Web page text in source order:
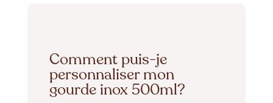
Comment puis-je
personnaliser mon
gourde inox 500ml?